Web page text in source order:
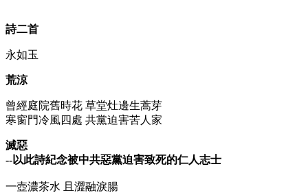
詩二首
永如玉
荒涼
曾經庭院舊時花 草堂灶邊生蒿芽
寒窗門冷風四處 共黨迫害苦人家
滅惡
--以此詩紀念被中共惡黨迫害致死的仁人志士
一壺濃茶水 且澀融淚腸